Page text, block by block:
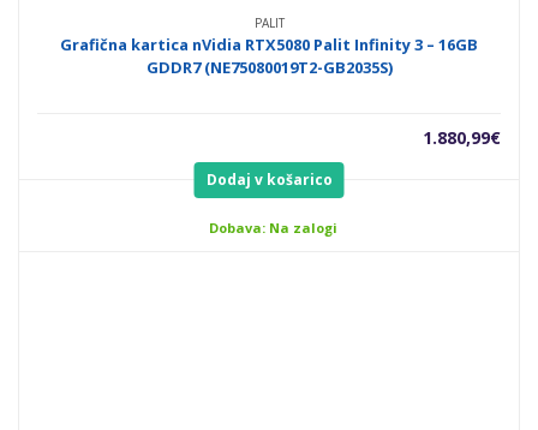
PALIT
Grafična kartica nVidia RTX5080 Palit Infinity 3 – 16GB
GDDR7 (NE75080019T2-GB2035S)
1.880,99€
Dodaj v košarico
Dobava: Na zalogi